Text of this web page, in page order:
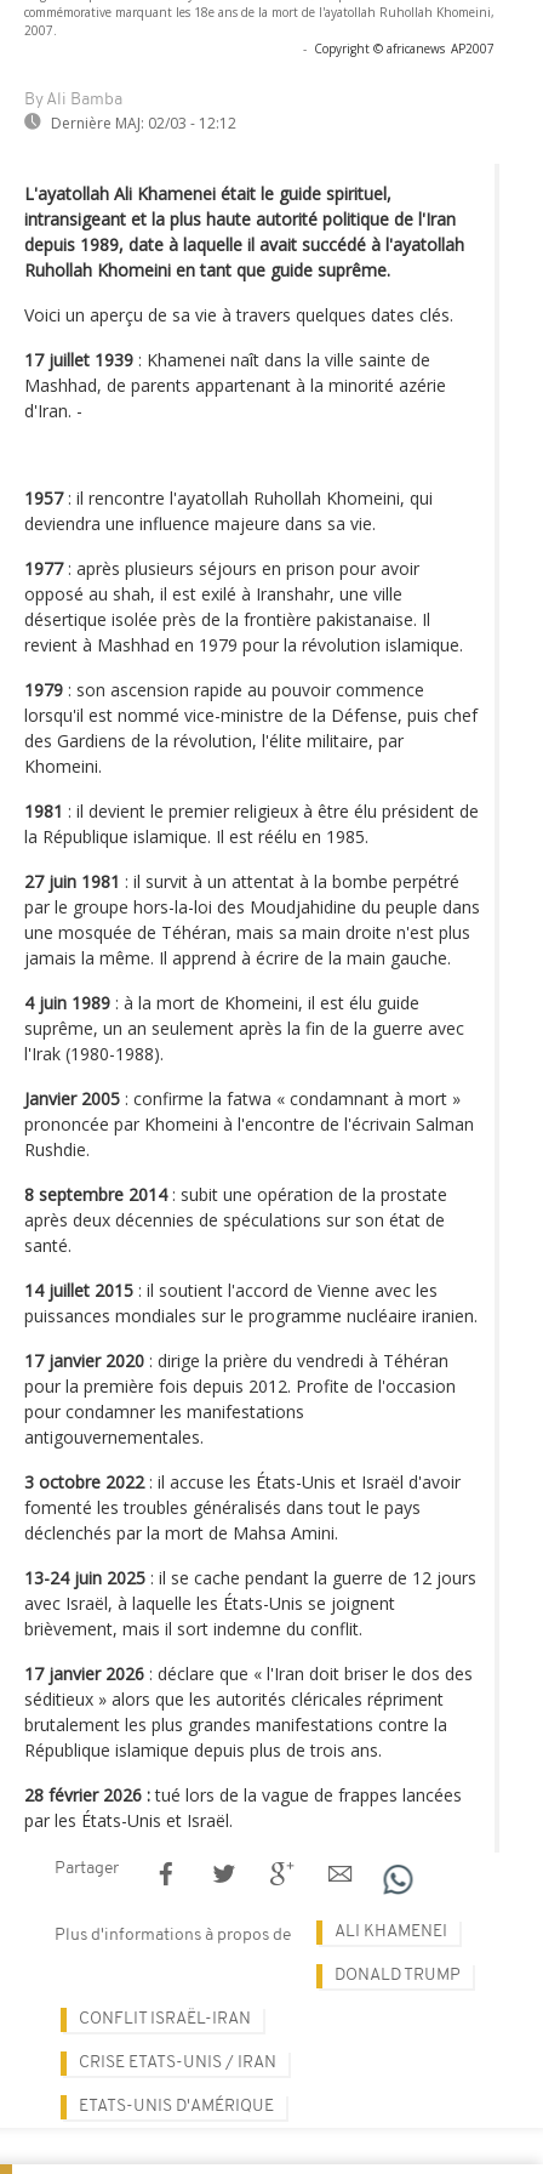
commémorative marquant les 18e ans de la mort de l'ayatollah Ruhollah Khomeini,
2007.
- Copyright © africanews AP2007
By Ali Bamba
Dernière MAJ: 02/03 - 12:12
L'ayatollah Ali Khamenei était le guide spirituel,
intransigeant et la plus haute autorité politique de l'Iran
depuis 1989, date à laquelle il avait succédé à l'ayatollah
Ruhollah Khomeini en tant que guide suprême.
Voici un aperçu de sa vie à travers quelques dates clés.
17 juillet 1939 : Khamenei naît dans la ville sainte de
Mashhad, de parents appartenant à la minorité azérie
d'Iran. -
1957: il rencontre l'ayatollah Ruhollah Khomeini, qui
deviendra une influence majeure dans sa vie.
1977: après plusieurs séjours en prison pour avoir
opposé au shah, il est exilé à Iranshahr, une ville
désertique isolée près de la frontière pakistanaise. Il
revient à Mashhad en 1979 pour la révolution islamique.
1979 : son ascension rapide au pouvoir commence
lorsqu'il est nommé vice-ministre de la Défense, puis chef
des Gardiens de la révolution, l'élite militaire, par
Khomeini.
1981 : il devient le premier religieux à être élu président de
la République islamique. Il est réélu en 1985.
27 juin 1981 : il survit à un attentat à la bombe perpétré
par le groupe hors-la-loi des Moudjahidine du peuple dans
une mosquée de Téhéran, mais sa main droite n'est plus
jamais la même. Il apprend à écrire de la main gauche.
4 juin 1989 : à la mort de Khomeini, il est élu guide
suprême, un an seulement après la fin de la guerre avec
l'Irak (1980-1988).
Janvier 2005 : confirme la fatwa « condamnant à mort »
prononcée par Khomeini à l'encontre de l'écrivain Salman
Rushdie.
8 septembre 2014: subit une opération de la prostate
après deux décennies de spéculations sur son état de
santé.
14 juillet 2015 : il soutient l'accord de Vienne avec les
puissances mondiales sur le programme nucléaire iranien.
17 janvier 2020 : dirige la prière du vendredi à Téhéran
pour la première fois depuis 2012. Profite de l'occasion
pour condamner les manifestations
antigouvernementales.
3 octobre 2022: il accuse les États-Unis et Israël d'avoir
fomenté les troubles généralisés dans tout le pays
déclenchés par la mort de Mahsa Amini.
13-24 juin 2025 : il se cache pendant la guerre de 12 jours
avec Israël, à laquelle les États-Unis se joignent
brièvement, mais il sort indemne du conflit.
17 janvier 2026 : déclare que « l'Iran doit briser le dos des
séditieux » alors que les autorités cléricales répriment
brutalement les plus grandes manifestations contre la
République islamique depuis plus de trois ans.
28 février 2026 :tué lors de la vague de frappes lancées
par les États-Unis et Israël.
Partager
Plus d'informations à propos de ALI KHAMENEI
DONALD TRUMP
CONFLIT ISRAËL-IRAN
CRISE ETATS-UNIS / IRAN
ETATS-UNIS D'AMÉRIQUE